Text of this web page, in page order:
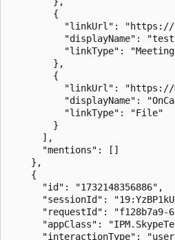
        {
"linkUrl":
"displayName":
"linkType":
        },
        {
"linkUrl":
"displayName":
          "linkType": "File"
        }
      ],
      "mentions": []
    },
    {
      "id": "1732148356886",
"sessionId":
"requestId": "f128b7a9-
"appClass":
"interactionType":